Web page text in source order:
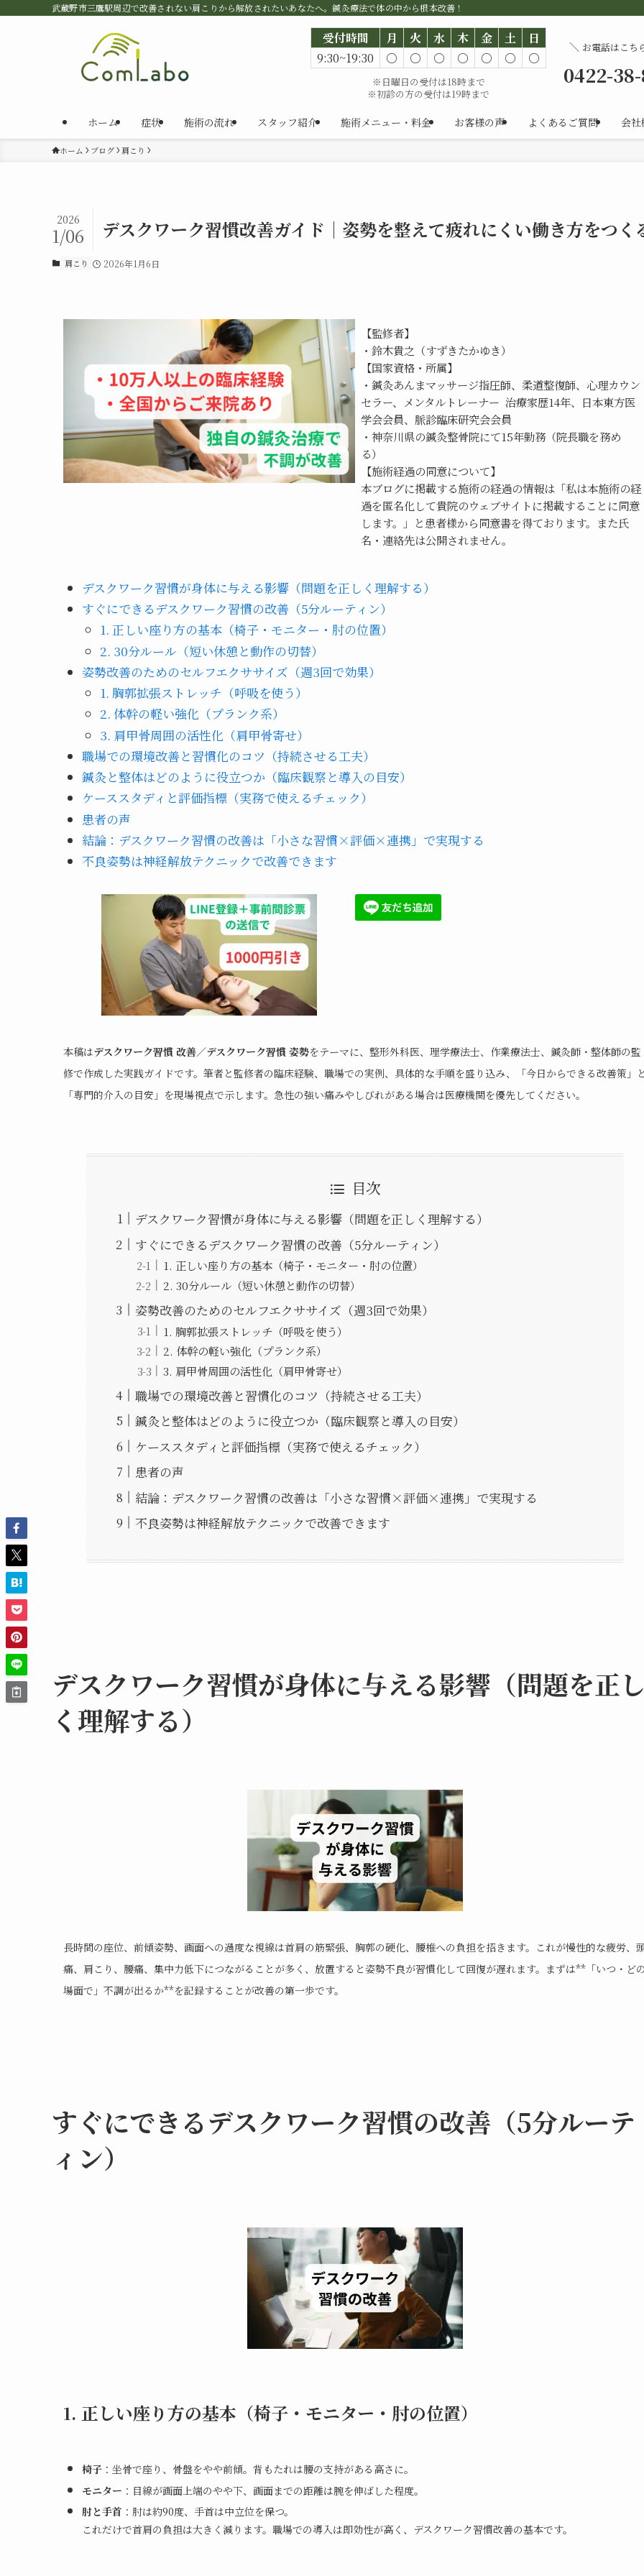
武蔵野市三鷹駅周辺で改善されない肩こりから解放されたいあなたへ。鍼灸療法で体の中から根本改善！
ホーム 症状 施術の流れ スタッフ紹介 施術メニュー・料金 お客様の声 よくあるご質問 会
受付時間 月 火 水 木 金 土
日
9:30~19:30
○ ○ ○ ○ ○ ○ ○
※日曜日の受付は18時まで
※初診の方の受付は19時まで
＼ お電話はこち
0422-
ホーム ブログ 肩こり
デスクワーク習慣改善ガイド｜姿勢を整えて疲れにくい働き方をつく
2026
1/06
肩こり 2026年1月6日
【監修者】
・鈴木貴之（すずきたかゆき）
【国家資格・所属】
・鍼灸あんまマッサージ指圧師、柔道整復師、心理カウン
セラー、メンタルトレーナー  治療家歴14年、日本東方医
学会会員、脈診臨床研究会会員
・神奈川県の鍼灸整骨院にて15年勤務（院長職を務め
る）
【施術経過の同意について】
本ブログに掲載する施術の経過の情報は「私は本施術の経
過を匿名化して貴院のウェブサイトに掲載することに同意
します。」と患者様から同意書を得ております。また氏
名・連絡先は公開されません。
デスクワーク習慣が身体に与える影響（問題を正しく理解する）
すぐにできるデスクワーク習慣の改善（5分ルーティン）
1. 正しい座り方の基本（椅子・モニター・肘の位置）
2. 30分ルール（短い休憩と動作の切替）
姿勢改善のためのセルフエクササイズ（週3回で効果）
1. 胸郭拡張ストレッチ（呼吸を使う）
2. 体幹の軽い強化（プランク系）
3. 肩甲骨周囲の活性化（肩甲骨寄せ）
職場での環境改善と習慣化のコツ（持続させる工夫）
鍼灸と整体はどのように役立つか（臨床観察と導入の目安）
ケーススタディと評価指標（実務で使えるチェック）
患者の声
結論：デスクワーク習慣の改善は「小さな習慣×評価×連携」で実現する
不良姿勢は神経解放テクニックで改善できます
本稿はデスクワーク習慣 改善／デスクワーク習慣 姿勢をテーマに、整形外科医、理学療法士、作業療法士、鍼灸師・整体師の監
修で作成した実践ガイドです。筆者と監修者の臨床経験、職場での実例、具体的な手順を盛り込み、「今日からできる改善策」
「専門的介入の目安」を現場視点で示します。急性の強い痛みやしびれがある場合は医療機関を優先してください。
目次
デスクワーク習慣が身体に与える影響（問題を正しく理解する）
すぐにできるデスクワーク習慣の改善（5分ルーティン）
1. 正しい座り方の基本（椅子・モニター・肘の位置）
2. 30分ルール（短い休憩と動作の切替）
姿勢改善のためのセルフエクササイズ（週3回で効果）
1. 胸郭拡張ストレッチ（呼吸を使う）
2. 体幹の軽い強化（プランク系）
3. 肩甲骨周囲の活性化（肩甲骨寄せ）
職場での環境改善と習慣化のコツ（持続させる工夫）
鍼灸と整体はどのように役立つか（臨床観察と導入の目安）
ケーススタディと評価指標（実務で使えるチェック）
患者の声
結論：デスクワーク習慣の改善は「小さな習慣×評価×連携」で実現する
不良姿勢は神経解放テクニックで改善できます
デスクワーク習慣が身体に与える影響（問題を正
く理解する）
長時間の座位、前傾姿勢、画面への過度な視線は首肩の筋緊張、胸郭の硬化、腰椎への負担を招きます。これが慢性的な疲労、
痛、肩こり、腰痛、集中力低下につながることが多く、放置すると姿勢不良が習慣化して回復が遅れます。まずは**「いつ・ど
場面で」不調が出るか**を記録することが改善の第一歩です。
すぐにできるデスクワーク習慣の改善（5分ルーテ
ィン）
1. 正しい座り方の基本（椅子・モニター・肘の位置）
椅子：坐骨で座り、骨盤をやや前傾。背もたれは腰の支持がある高さに。
モニター ：目線が画面上端のやや下、画面までの距離は腕を伸ばした程度。
肘と手首 ：肘は約90度、手首は中立位を保つ。
これだけで首肩の負担は大きく減ります。職場での導入は即効性が高く、デスクワーク習慣改善の基本です。